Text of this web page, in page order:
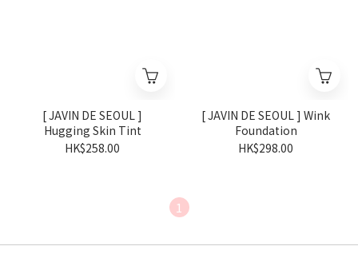
[ JAVIN DE SEOUL ]
Hugging Skin Tint
HK$258.00
[ JAVIN DE SEOUL ] Wink
Foundation
HK$298.00
1